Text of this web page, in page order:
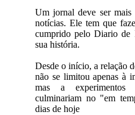
Um jornal deve ser
notícias. Ele tem que
cumprido pelo Diario de
sua história.
Desde o início, a relação
não se limitou apenas à
mas a experimentos
culminariam no "em
dias de hoje